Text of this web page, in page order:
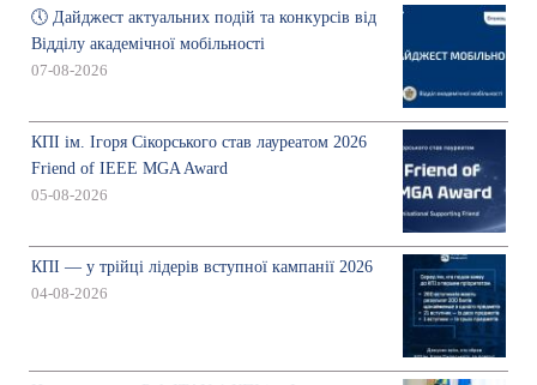
🕔 Дайджест актуальних подій та конкурсів від
Відділу академічної мобільності
07-08-2026
КПІ ім. Ігоря Сікорського став лауреатом 2026
Friend of IEEE MGA Award
05-08-2026
КПІ — у трійці лідерів вступної кампанії 2026
04-08-2026